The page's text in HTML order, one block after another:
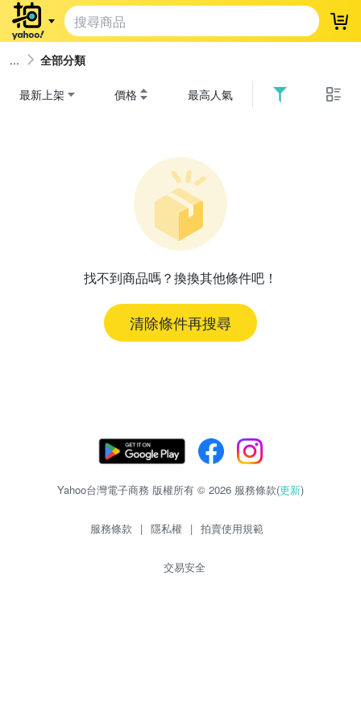
登
全部分類
最新上架 價格 最高人氣
找不到商品嗎？換換其他條件吧！
清除條件再搜尋
Yahoo台灣電子商務 版權所有 © 2026 服務條款(更新)
服務條款 | 隱私權 | 拍賣使用規範
交易安全